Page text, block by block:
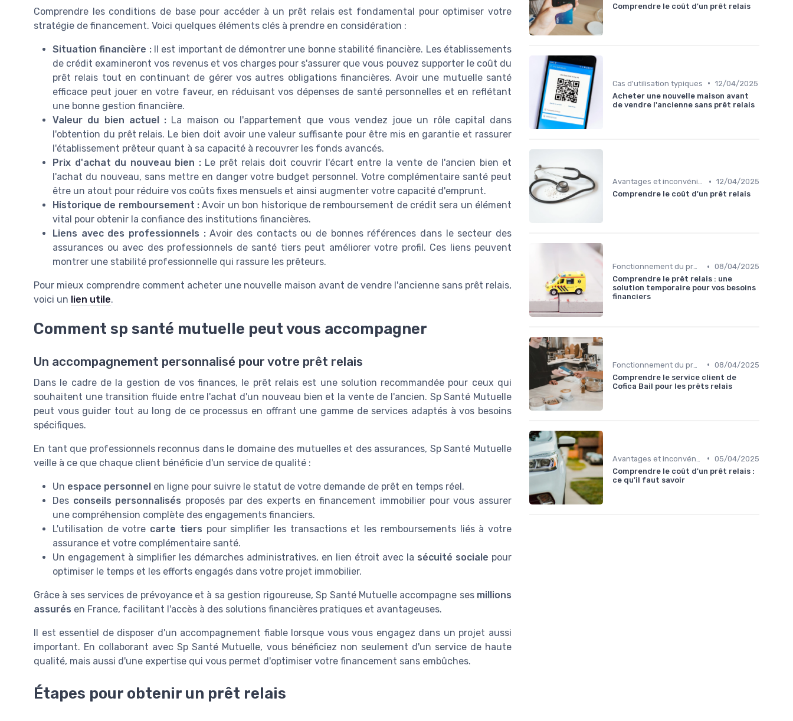
Comprendre les conditions de base pour accéder à un prêt relais est fondamental pour optimiser votre
stratégie de financement. Voici quelques éléments clés à prendre en considération :
Situation financière :Il est important de démontrer une bonne stabilité financière. Les établissements
de crédit examineront vos revenus et vos charges pour s'assurer que vous pouvez supporter le coût du
prêt relais tout en continuant de gérer vos autres obligations financières. Avoir une mutuelle santé
efficace peut jouer en votre faveur, en réduisant vos dépenses de santé personnelles et en reflétant
une bonne gestion financière.
Valeur du bien actuel : La maison ou l'appartement que vous vendez joue un rôle capital dans
l'obtention du prêt relais. Le bien doit avoir une valeur suffisante pour être mis en garantie et rassurer
l'établissement prêteur quant à sa capacité à recouvrer les fonds avancés.
Prix d'achat du nouveau bien :Le prêt relais doit couvrir l'écart entre la vente de l'ancien bien et
l'achat du nouveau, sans mettre en danger votre budget personnel. Votre complémentaire santé peut
être un atout pour réduire vos coûts fixes mensuels et ainsi augmenter votre capacité d'emprunt.
Historique de remboursement : Avoir un bon historique de remboursement de crédit sera un élément
vital pour obtenir la confiance des institutions financières.
Liens avec des professionnels :Avoir des contacts ou de bonnes références dans le secteur des
assurances ou avec des professionnels de santé tiers peut améliorer votre profil. Ces liens peuvent
montrer une stabilité professionnelle qui rassure les prêteurs.
Pour mieux comprendre comment acheter une nouvelle maison avant de vendre l'ancienne sans prêt relais,
voici un lien utile.
Comment sp santé mutuelle peut vous accompagner
Un accompagnement personnalisé pour votre prêt relais
Dans le cadre de la gestion de vos finances, le prêt relais est une solution recommandée pour ceux qui
souhaitent une transition fluide entre l'achat d'un nouveau bien et la vente de l'ancien. Sp Santé Mutuelle
peut vous guider tout au long de ce processus en offrant une gamme de services adaptés à vos besoins
spécifiques.
En tant que professionnels reconnus dans le domaine des mutuelles et des assurances, Sp Santé Mutuelle
veille à ce que chaque client bénéficie d'un service de qualité :
Un espace personnel en ligne pour suivre le statut de votre demande de prêt en temps réel.
Des conseils personnalisés proposés par des experts en financement immobilier pour vous assurer
une compréhension complète des engagements financiers.
L'utilisation de votre carte tiers pour simplifier les transactions et les remboursements liés à votre
assurance et votre complémentaire santé.
Un engagement à simplifier les démarches administratives, en lien étroit avec la sécuité sociale pour
optimiser le temps et les efforts engagés dans votre projet immobilier.
Grâce à ses services de prévoyance et à sa gestion rigoureuse, Sp Santé Mutuelle accompagne ses millions
assurés en France, facilitant l'accès à des solutions financières pratiques et avantageuses.
Il est essentiel de disposer d'un accompagnement fiable lorsque vous vous engagez dans un projet aussi
important. En collaborant avec Sp Santé Mutuelle, vous bénéficiez non seulement d'un service de haute
qualité, mais aussi d'une expertise qui vous permet d'optimiser votre financement sans embûches.
Étapes pour obtenir un prêt relais
Comprendre le coût d'un prêt relais
Cas d'utilisation typiques • 12/04/2025
Acheter une nouvelle maison avant
de vendre l'ancienne sans prêt relais
Avantages et inconvénients • 12/04/2025
Comprendre le coût d'un prêt relais
Fonctionnement du prêt relais • 08/04/2025
Comprendre le prêt relais : une
solution temporaire pour vos besoins
financiers
• 08/04/2025
Comprendre le service client de
Cofica Bail pour les prêts relais
• 05/04/2025
Comprendre le coût d'un prêt relais :
ce qu'il faut savoir